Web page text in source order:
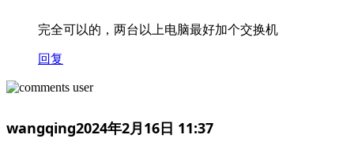
完全可以的，两台以上电脑最好加个交换机
回复
wangqing2024年2月16日 11:37